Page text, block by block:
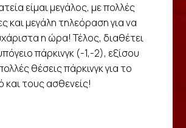
είμαι μεγάλος, με πολλές
και μεγάλη τηλεόραση για να
η ώρα! Τέλος, διαθέτει
πάρκινγκ (-1,-2), εξίσου
θέσεις πάρκινγκ για το
τους ασθενείς!